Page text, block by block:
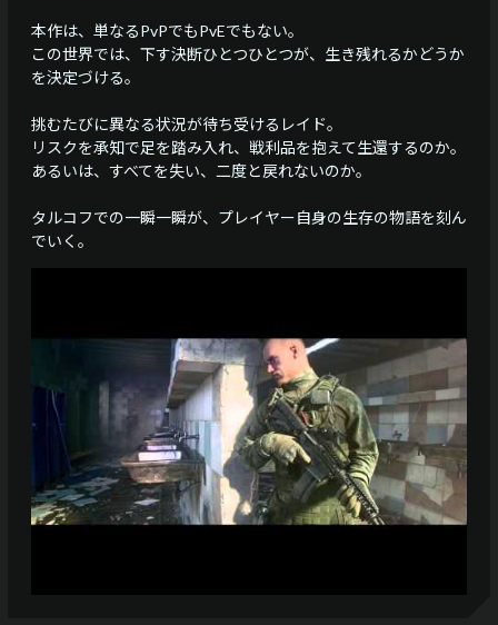
本作は、単なるPvPでもPvEでもない。
この世界では、下す決断ひとつひとつが、生き残れるかどうか
を決定づける。
挑むたびに異なる状況が待ち受けるレイド。
リスクを承知で足を踏み入れ、戦利品を抱えて生還するのか。
あるいは、すべてを失い、二度と戻れないのか。
タルコフでの一瞬一瞬が、プレイヤー自身の生存の物語を刻ん
でいく。